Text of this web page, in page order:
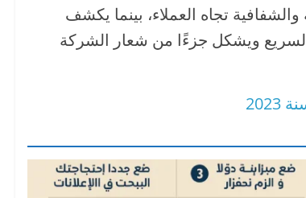
والشفافية تجاه العملاء، بينما يكشف
السريع ويشكل جزءًا من شعار الشركة